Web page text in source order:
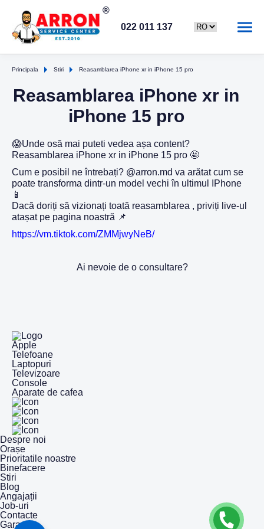
022 011 137
Principala Stiri Reasamblarea iPhone xr in iPhone 15 pro
Reasamblarea iPhone xr in
iPhone 15 pro
😱Unde osă mai puteti vedea așa content?
Reasamblarea iPhone xr in iPhone 15 pro 🤩
Cum e posibil ne întrebați? @arron.md va arătat cum se
poate transforma dintr-un model vechi în ultimul IPhone
📱
Dacă doriți să vizionați toată reasamblarea , priviți live-ul
atașat pe pagina noastră 📌
https://vm.tiktok.com/ZMMjwyNeB/
Ai nevoie de o consultare?
Apple
Telefoane
Laptopuri
Televizoare
Console
Aparate de cafea
Despre noi
Orașe
Prioritatile noastre
Binefacere
Stiri
Blog
Angajații
Job-uri
Contacte
Garanție